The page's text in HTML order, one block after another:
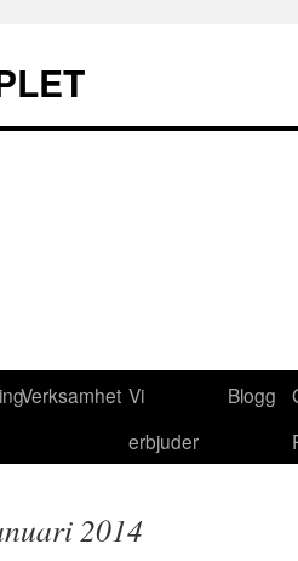
Verksamhet Vi
erbjuder
Blogg
2014